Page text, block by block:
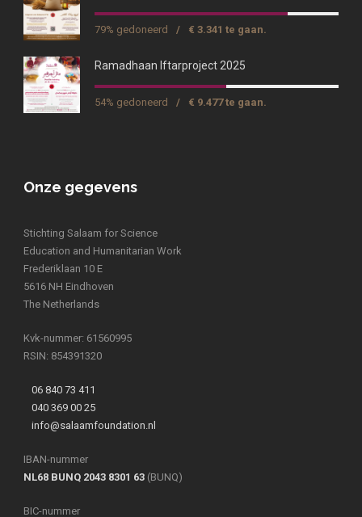
79% gedoneerd / € 3.341 te gaan.
Ramadhaan Iftarproject 2025
54% gedoneerd / € 9.477 te gaan.
Onze gegevens
Stichting Salaam for Science
Education and Humanitarian Work
Frederiklaan 10 E
5616 NH Eindhoven
The Netherlands
Kvk-nummer: 61560995
RSIN: 854391320
06 840 73 411
040 369 00 25
info@salaamfoundation.nl
IBAN-nummer
NL68 BUNQ 2043 8301 63 (BUNQ)
BIC-nummer